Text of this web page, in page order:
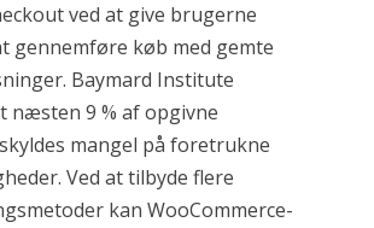
ved at give brugerne
gennemføre køb med gemte
Baymard Institute
næsten 9 % af opgivne
mangel på foretrukne
Ved at tilbyde flere
kan WooCommerce-